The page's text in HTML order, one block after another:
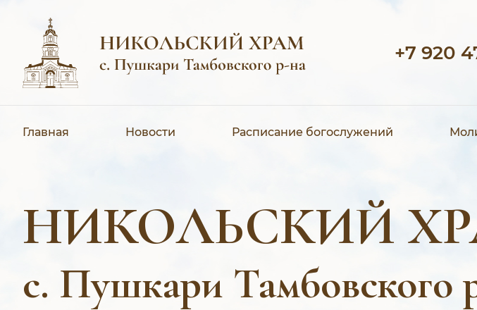
+7 920
Главная Новости Расписание богослужений
НИКОЛЬСКИЙ
с. Пушкари Тамбовского